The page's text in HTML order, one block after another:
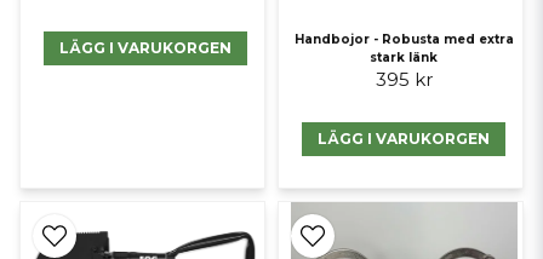
LÄGG I VARUKORGEN
Handbojor - Robusta med extra
stark länk
395 kr
LÄGG I VARUKORGEN